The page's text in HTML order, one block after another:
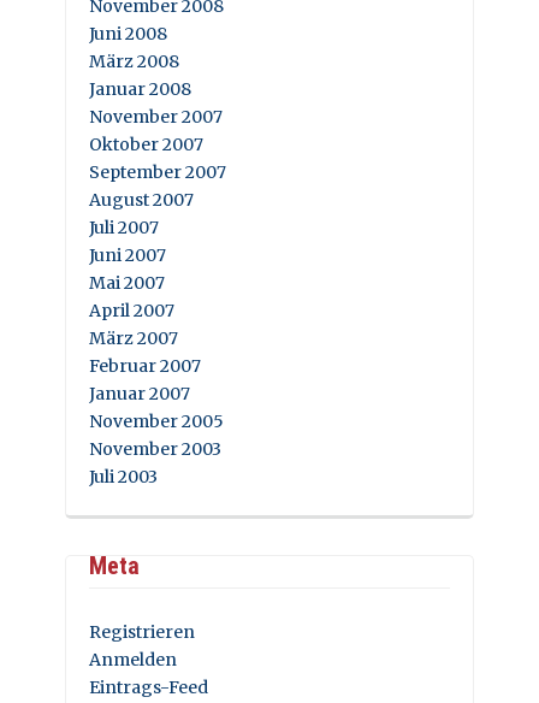
November 2008
Juni 2008
März 2008
Januar 2008
November 2007
Oktober 2007
September 2007
August 2007
Juli 2007
Juni 2007
Mai 2007
April 2007
März 2007
Februar 2007
Januar 2007
November 2005
November 2003
Juli 2003
Meta
Registrieren
Anmelden
Eintrags-Feed